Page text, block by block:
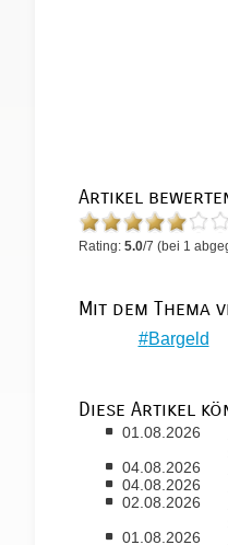
Artikel
Rating: 5.0/7 (bei 1
Mit dem Thema
Bargeld
Diese Artikel
01.08.2026
04.08.2026
04.08.2026
02.08.2026
01.08.2026